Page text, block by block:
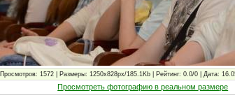
Просмотров: 1572 | Размеры: 1250x828px/185.1Kb | Рейтинг: 0.0/0 | Дата:
Просмотреть фотографию в реальном размере